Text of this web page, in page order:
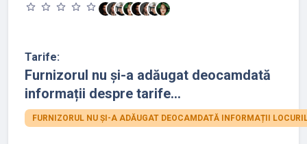
star_outline star_outline star_outline star_outline star_outline
Tarife:
Furnizorul nu și-a adăugat deocamdată
informații despre tarife...
FURNIZORUL NU ȘI-A ADĂUGAT DEOCAMDATĂ INFORMAȚII